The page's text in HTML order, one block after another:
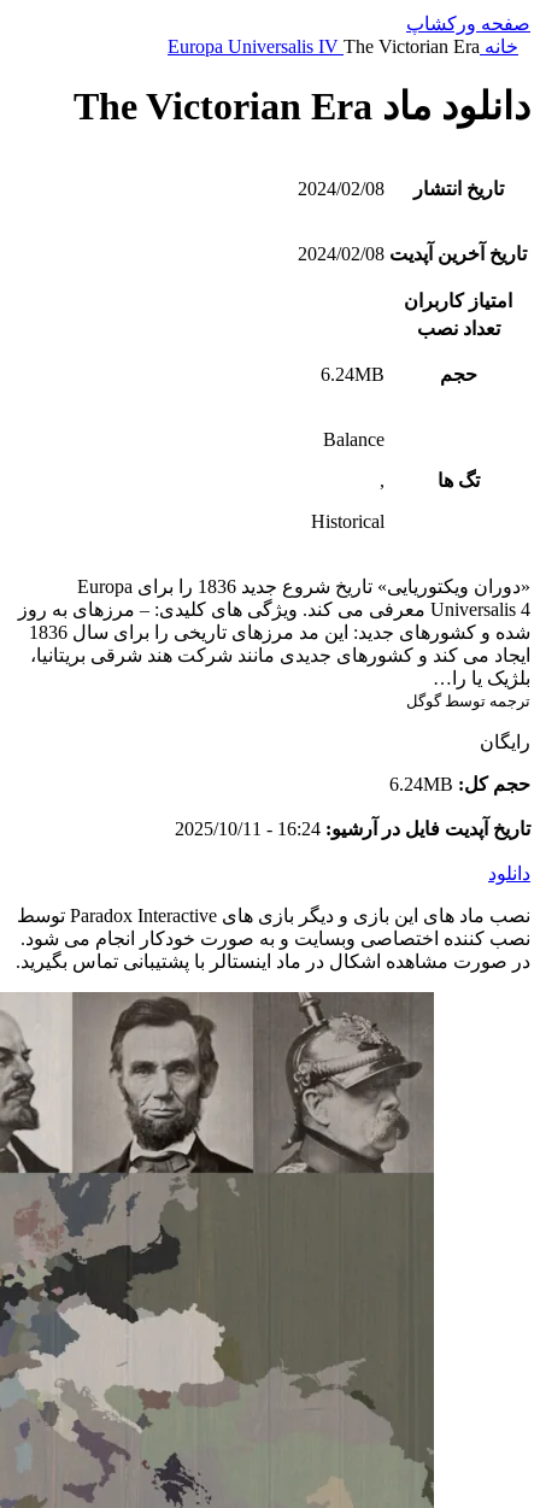
صفحه ورکشاپ
خانه
Europa Universalis IV The Victorian Era
دانلود ماد The Victorian Era
تاریخ انتشار 2024/02/08
تاریخ آخرین آپدیت 2024/02/08
امتیاز کاربران
تعداد نصب
حجم 6.24MB
تگ ها
Balance
,
Historical
«دوران ویکتوریایی» تاریخ شروع جدید 1836 را برای Europa
Universalis 4 معرفی می کند. ویژگی های کلیدی: – مرزهای به روز
شده و کشورهای جدید: این مد مرزهای تاریخی را برای سال 1836
ایجاد می کند و کشورهای جدیدی مانند شرکت هند شرقی بریتانیا،
بلژیک یا را…
ترجمه توسط گوگل
رایگان
حجم کل: 6.24MB
تاریخ آپدیت فایل در آرشیو: 16:24 - 2025/10/11
دانلود
نصب ماد های این بازی و دیگر بازی های Paradox Interactive توسط
نصب کننده اختصاصی وبسایت و به صورت خودکار انجام می شود.
در صورت مشاهده اشکال در ماد اینستالر با پشتیبانی تماس بگیرید.